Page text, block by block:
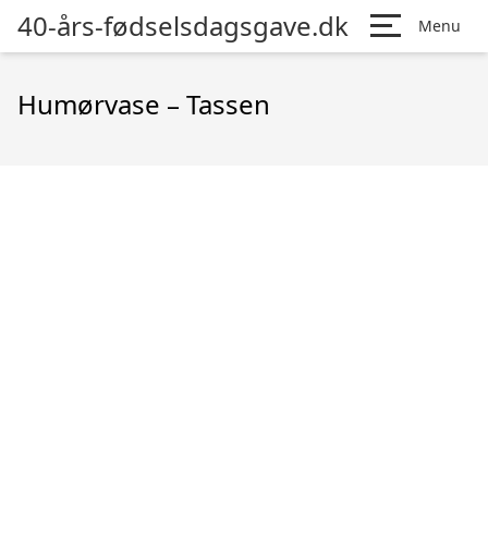
40-års-fødselsdagsgave.dk Menu
Humørvase – Tassen